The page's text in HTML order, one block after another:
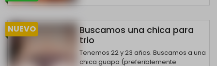
NUEVO
Buscamos una chica para
trio
Tenemos 22 y 23 años. Buscamos a una
chica guapa (preferiblemente